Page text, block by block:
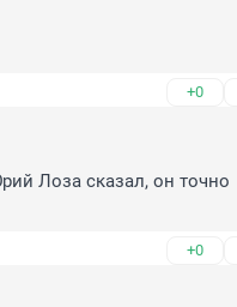
+0
Лоза сказал, он точно
+0